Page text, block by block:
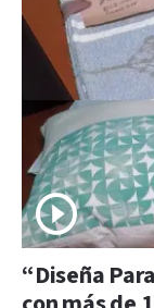
“Diseña